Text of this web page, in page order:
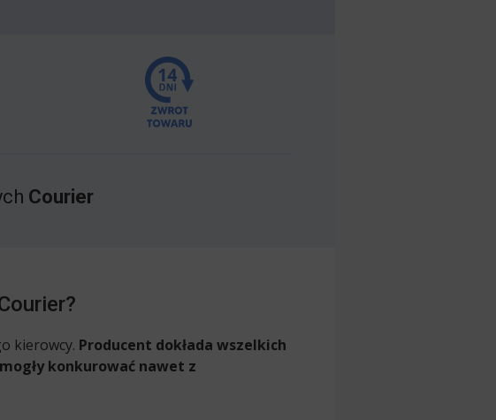
Courier
kierowcy. Producent dokłada wszelkich
konkurować nawet z